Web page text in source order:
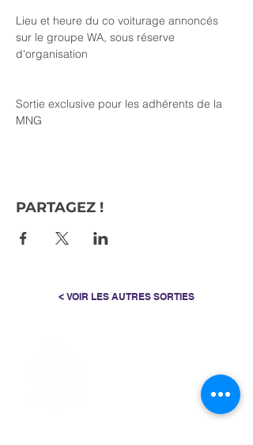
Lieu et heure du co voiturage annoncés
sur le groupe WA, sous réserve
d'organisation
Sortie exclusive pour les adhérents de la
MNG
PARTAGEZ !
< VOIR LES AUTRES SORTIES